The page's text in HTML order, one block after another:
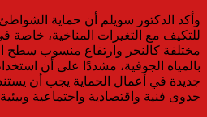
وأكد الدكتور سويلم أن حماية
للتكيف مع التغيرات المناخية، خاصة
مختلفة كالنحر وارتفاع منسوب سطح
بالمياه الجوفية، مشددًا على أن
جديدة في أعمال الحماية يجب أن
جدوى فنية واقتصادية واجتماعية